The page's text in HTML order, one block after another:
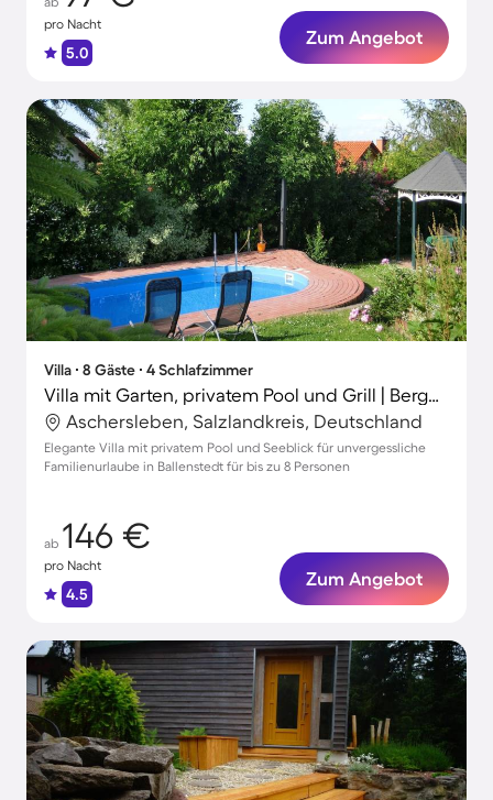
pro Nacht
5.0
Zum Angebot
Villa ∙ 8 Gäste ∙ 4 Schlafzimmer
Villa mit Garten, privatem Pool und Grill | Bergblick
Aschersleben, Salzlandkreis, Deutschland
Elegante Villa mit privatem Pool und Seeblick für unvergessliche
Familienurlaube in Ballenstedt für bis zu 8 Personen
ab 146 €
pro Nacht
4.5
Zum Angebot